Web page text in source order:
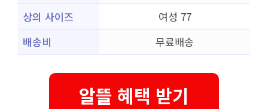
상의 사이즈
여성 77
배송비
무료배송
알뜰 혜택 받기